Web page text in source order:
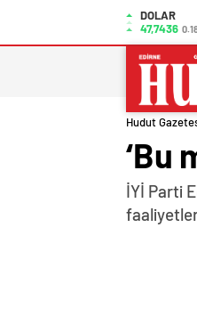
DOLAR
47,7436
Hudut
‘Bu
İYİ Parti